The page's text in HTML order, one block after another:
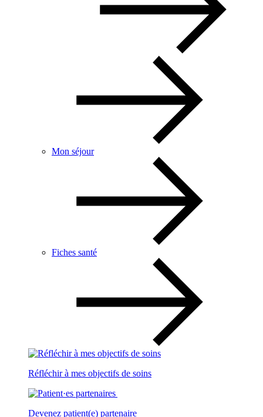
Mon séjour
Fiches santé
Réfléchir à mes objectifs de soins
Devenez patient(e) partenaire